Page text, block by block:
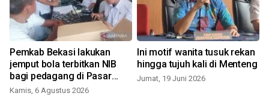
Pemkab Bekasi lakukan
jemput bola terbitkan NIB
bagi pedagang di Pasar
Cikarang
Kamis, 6 Agustus 2026
Ini motif wanita tusuk rekan
hingga tujuh kali di Menteng
Jumat, 19 Juni 2026